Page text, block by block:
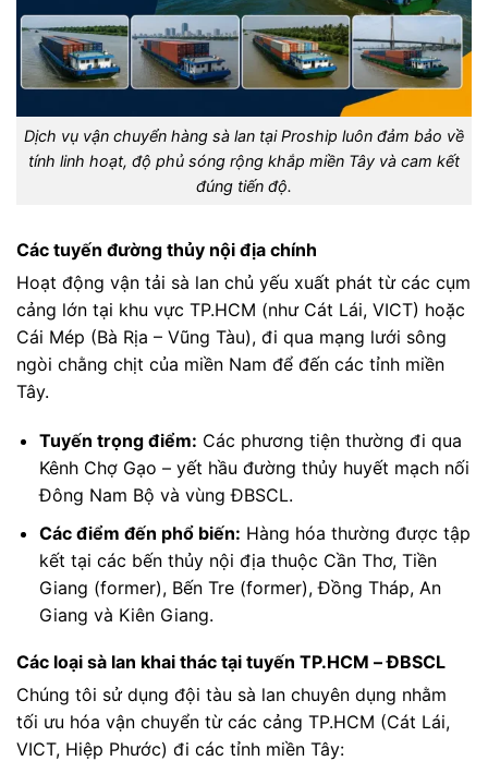
Dịch vụ vận chuyển hàng sà lan tại Proship luôn đảm bảo về
tính linh hoạt, độ phủ sóng rộng khắp miền Tây và cam kết
đúng tiến độ.
Các tuyến đường thủy nội địa chính
Hoạt động vận tải sà lan chủ yếu xuất phát từ các cụm
cảng lớn tại khu vực TP.HCM (như Cát Lái, VICT) hoặc
Cái Mép (Bà Rịa – Vũng Tàu), đi qua mạng lưới sông
ngòi chằng chịt của miền Nam để đến các tỉnh miền
Tây.
Tuyến trọng điểm: Các phương tiện thường đi qua
Kênh Chợ Gạo – yết hầu đường thủy huyết mạch nối
Đông Nam Bộ và vùng ĐBSCL.
Các điểm đến phổ biến: Hàng hóa thường được tập
kết tại các bến thủy nội địa thuộc Cần Thơ, Tiền
Giang (former), Bến Tre (former), Đồng Tháp, An
Giang và Kiên Giang.
Các loại sà lan khai thác tại tuyến TP.HCM – ĐBSCL
Chúng tôi sử dụng đội tàu sà lan chuyên dụng nhằm
tối ưu hóa vận chuyển từ các cảng TP.HCM (Cát Lái,
VICT, Hiệp Phước) đi các tỉnh miền Tây: